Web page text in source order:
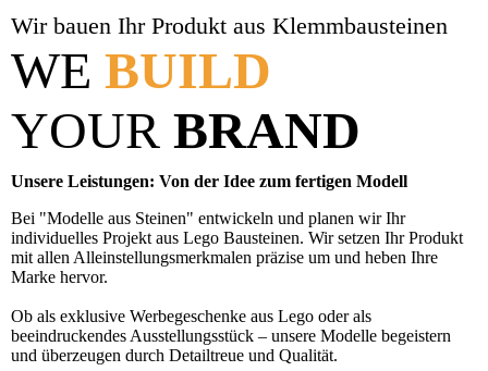
Wir bauen Ihr Produkt aus Klemmbausteinen
WE BUILD
YOUR BRAND
Unsere Leistungen: Von der Idee zum fertigen Modell
Bei "Modelle aus Steinen" entwickeln und planen wir Ihr
individuelles Projekt aus Lego Bausteinen. Wir setzen Ihr Produkt
mit allen Alleinstellungsmerkmalen präzise um und heben Ihre
Marke hervor.
Ob als exklusive Werbegeschenke aus Lego oder als
beeindruckendes Ausstellungsstück – unsere Modelle begeistern
und überzeugen durch Detailtreue und Qualität.